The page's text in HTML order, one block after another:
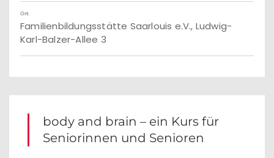
Ort:
Familienbildungsstätte Saarlouis e.V., Ludwig-
Karl-Balzer-Allee 3
body and brain – ein Kurs für
Seniorinnen und Senioren